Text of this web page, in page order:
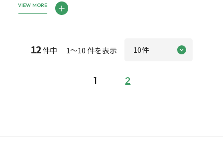
VIEW MORE
12件中 1～10 件を表示
1 2